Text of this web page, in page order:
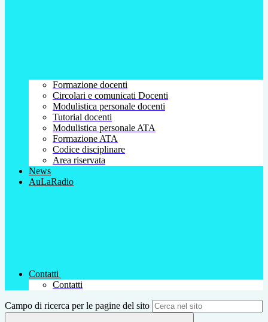
Formazione docenti
Circolari e comunicati Docenti
Modulistica personale docenti
Tutorial docenti
Modulistica personale ATA
Formazione ATA
Codice disciplinare
Area riservata
News
AuLaRadio
Contatti
Contatti
Campo di ricerca per le pagine del sito